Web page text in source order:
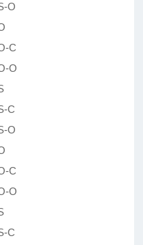
O
C
O
C
O
C
O
C